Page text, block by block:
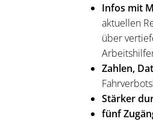
Infos mit
aktuellen
über
Zahlen,
Stärker
fünf